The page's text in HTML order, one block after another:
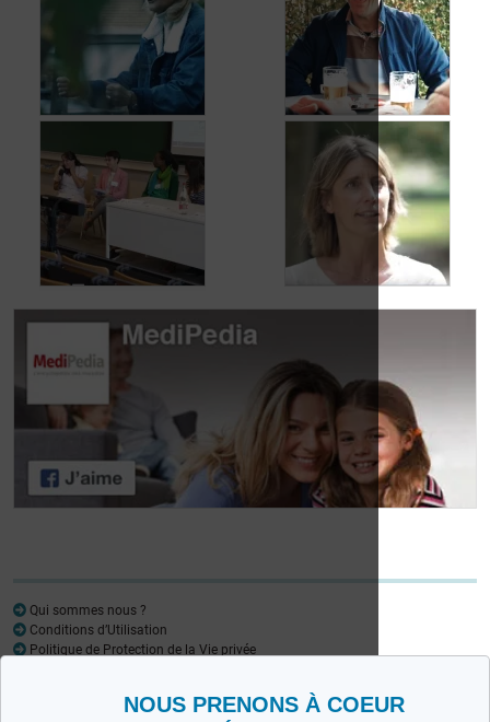
NOUS PRENONS À COEUR
migraine au
quotidien
risque migraine et
maux de tête
Carole, 55 ans, a
aux fuites urinaires
Jean, 58 ans,
profite de la vie
malgré les fuites
urinaires
Journée des
patients atteints de
lymphome:
Mariangela Fiorente,
ALWB
patients atteints de
lymphome: Pr
Virginie De Wilde
Qui sommes nous ?
Conditions d’Utilisation
Politique de Protection de la Vie privée